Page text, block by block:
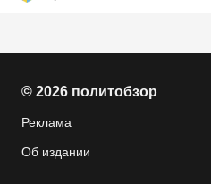
© 2026 политобзор
Реклама
Об издании